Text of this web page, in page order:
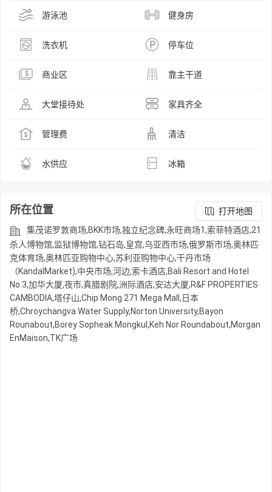
游泳池 健身房
洗衣机 停车位
商业区 靠主干道
大堂接待处 家具齐全
管理费 清洁
水供应 冰箱
所在位置
打开地图
集茂诺罗敦商场,BKK市场,独立纪念碑,永旺商场1,索菲特酒店,21
杀人博物馆,监狱博物馆,钻石岛,皇宫,乌亚西市场,俄罗斯市场,奥林匹
克体育场,奥林匹亚购物中心,苏利亚购物中心,干丹市场
（KandalMarket),中央市场,河边,索卡酒店,Bali Resort and Hotel
No.3,加华大厦,夜市,真腊剧院,洲际酒店,安达大厦,R&F PROPERTIES
CAMBODIA,塔仔山,Chip Mong 271 Mega Mall,日本
桥,Chroychangva Water Supply,Norton University,Bayon
Rounabout,Borey Sopheak Mongkul,Keh Nor Roundabout,Morgan
EnMaison,TK广场